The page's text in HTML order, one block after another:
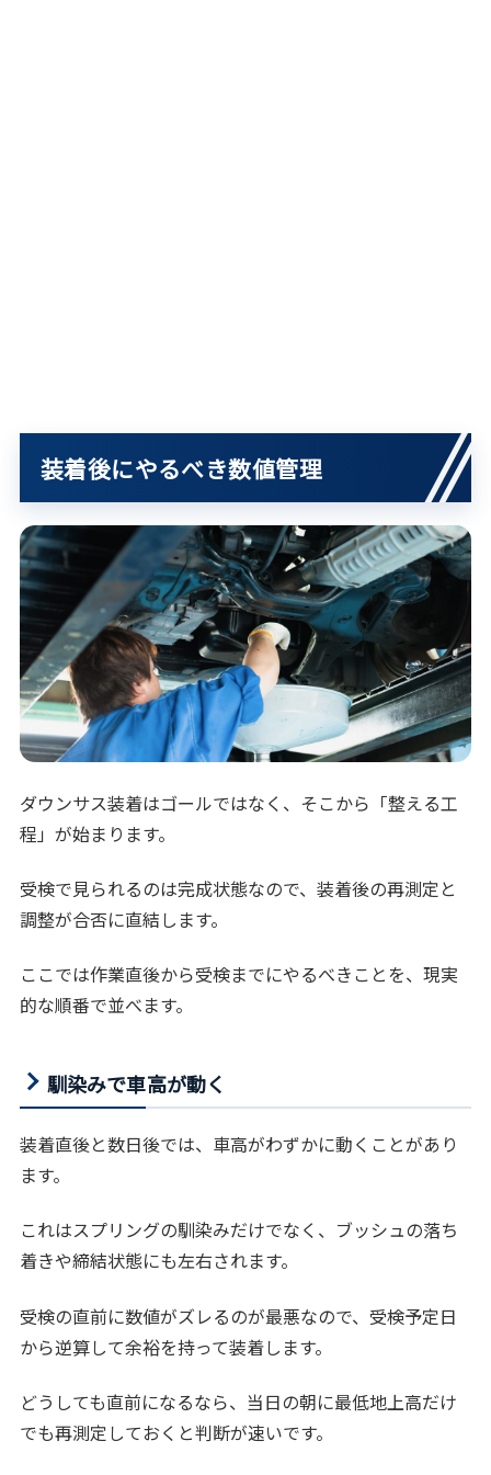
装着後にやるべき数値管理
ダウンサス装着はゴールではなく、そこから「整える工
程」が始まります。
受検で見られるのは完成状態なので、装着後の再測定と
調整が合否に直結します。
ここでは作業直後から受検までにやるべきことを、現実
的な順番で並べます。
馴染みで車高が動く
装着直後と数日後では、車高がわずかに動くことがあり
ます。
これはスプリングの馴染みだけでなく、ブッシュの落ち
着きや締結状態にも左右されます。
受検の直前に数値がズレるのが最悪なので、受検予定日
から逆算して余裕を持って装着します。
どうしても直前になるなら、当日の朝に最低地上高だけ
でも再測定しておくと判断が速いです。